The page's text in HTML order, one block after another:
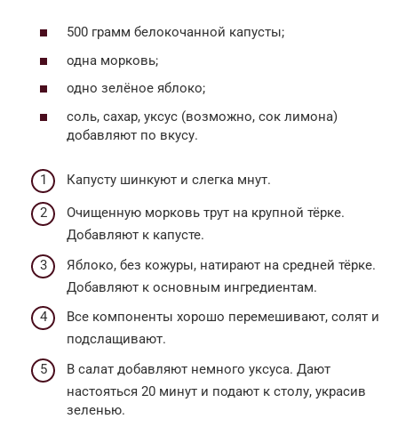
500 грамм белокочанной капусты;
одна морковь;
одно зелёное яблоко;
соль, сахар, уксус (возможно, сок лимона)
добавляют по вкусу.
Капусту шинкуют и слегка мнут.
Очищенную морковь трут на крупной тёрке.
Добавляют к капусте.
Яблоко, без кожуры, натирают на средней тёрке.
Добавляют к основным ингредиентам.
Все компоненты хорошо перемешивают, солят и
подслащивают.
В салат добавляют немного уксуса. Дают
настояться 20 минут и подают к столу, украсив
зеленью.